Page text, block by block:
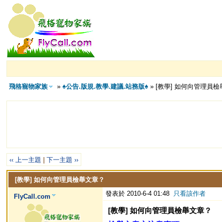
飛格寵物家族 »♠公告.版規.教學.建議.站務版♠ » [教學] 如何向管理員檢
‹‹ 上一主題 |下一主題 ››
[教學] 如何向管理員檢舉文章？
FlyCall.com 發表於 2010-6-4 01:48 只看該作者
[教學] 如何向管理員檢舉文章？